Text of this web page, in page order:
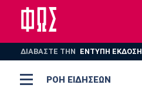
ΔΙΑΒΑΣΤΕ THN ΕΝΤΥΠΗ ΕΚΔΟΣΗ
ΡΟΗ ΕΙΔΗΣΕΩΝ